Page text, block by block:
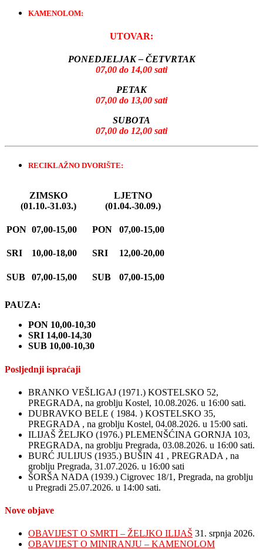
KAMENOLOM:
UTOVAR:
PONEDJELJAK – ČETVRTAK
07,00 do 14,00 sati
PETAK
07,00 do 13,00 sati
SUBOTA
07,00 do 12,00 sati
RECIKLAŽNO DVORIŠTE:
ZIMSKO
(01.10.-31.03.)
LJETNO
(01.04.-30.09.)
PON 07,00-15,00 PON 07,00-15,00
SRI 10,00-18,00 SRI 12,00-20,00
SUB 07,00-15,00 SUB 07,00-15,00
PAUZA:
PON 10,00-10,30
SRI 14,00-14,30
SUB 10,00-10,30
Posljednji ispraćaji
BRANKO VEŠLIGAJ (1971.) KOSTELSKO 52,
PREGRADA, na groblju Kostel, 10.08.2026. u 16:00 sati.
DUBRAVKO BELE ( 1984. ) KOSTELSKO 35,
PREGRADA , na groblju Kostel, 04.08.2026. u 15:00 sati.
ILIJAŠ ŽELJKO (1976.) PLEMENŠĆINA GORNJA 103,
PREGRADA, na groblju Pregrada, 03.08.2026. u 16:00 sati.
BURĆ JULIJUS (1935.) BUŠIN 41 , PREGRADA , na
groblju Pregrada, 31.07.2026. u 16:00 sati
ŠORŠA NADA (1939.) Cigrovec 18/1, Pregrada, na groblju
u Pregradi 25.07.2026. u 14:00 sati.
Nove objave
OBAVIJEST O SMRTI – ŽELJKO ILIJAŠ 31. srpnja 2026.
OBAVIJEST O MINIRANJU – KAMENOLOM